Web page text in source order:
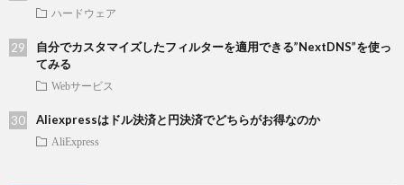
ハードウェア
自分でカスタマイズしたフィルターを適用できる”NextDNS”を使っ
てみる
Webサービス
Aliexpressはドル決済と円決済でどちらがお得なのか
AliExpress